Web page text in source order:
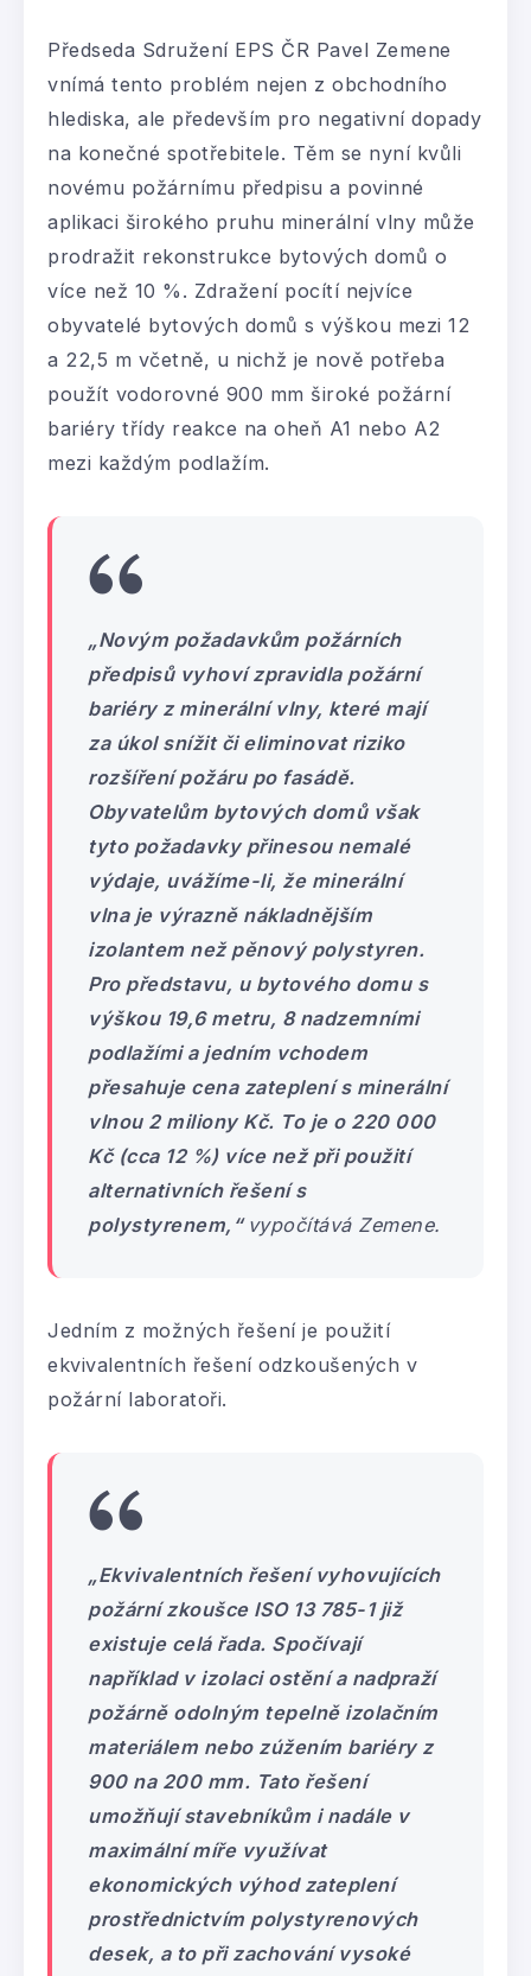
Předseda Sdružení EPS ČR Pavel Zemene
vnímá tento problém nejen z obchodního
hlediska, ale především pro negativní dopady
na konečné spotřebitele. Těm se nyní kvůli
novému požárnímu předpisu a povinné
aplikaci širokého pruhu minerální vlny může
prodražit rekonstrukce bytových domů o
více než 10 %. Zdražení pocítí nejvíce
obyvatelé bytových domů s výškou mezi 12
a 22,5 m včetně, u nichž je nově potřeba
použít vodorovné 900 mm široké požární
bariéry třídy reakce na oheň A1 nebo A2
mezi každým podlažím.
„Novým požadavkům požárních
předpisů vyhoví zpravidla požární
bariéry z minerální vlny, které mají
za úkol snížit či eliminovat riziko
rozšíření požáru po fasádě.
Obyvatelům bytových domů však
tyto požadavky přinesou nemalé
výdaje, uvážíme-li, že minerální
vlna je výrazně nákladnějším
izolantem než pěnový polystyren.
Pro představu, u bytového domu s
výškou 19,6 metru, 8 nadzemními
podlažími a jedním vchodem
přesahuje cena zateplení s minerální
vlnou 2 miliony Kč. To je o 220 000
Kč (cca 12 %) více než při použití
alternativních řešení s
polystyrenem,“ vypočítává Zemene.
Jedním z možných řešení je použití
ekvivalentních řešení odzkoušených v
požární laboratoři.
„Ekvivalentních řešení vyhovujících
požární zkoušce ISO 13 785-1 již
existuje celá řada. Spočívají
například v izolaci ostění a nadpraží
požárně odolným tepelně izolačním
materiálem nebo zúžením bariéry z
900 na 200 mm. Tato řešení
umožňují stavebníkům i nadále v
maximální míře využívat
ekonomických výhod zateplení
prostřednictvím polystyrenových
desek, a to při zachování vysoké